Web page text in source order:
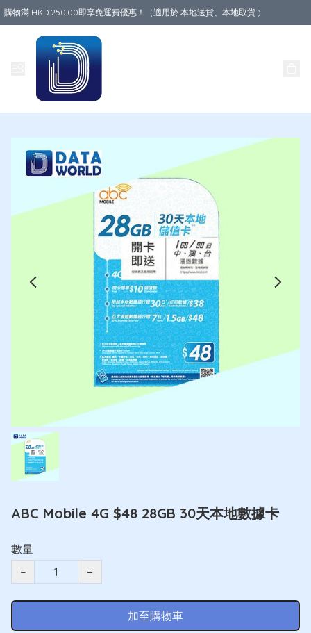
購物滿 HKD 250.00即享免運費優惠！（適用於 本地送貨、本地取貨 )
ABC Mobile 4G $48 28GB 30天本地數據卡
數量
−
+
加至購物車